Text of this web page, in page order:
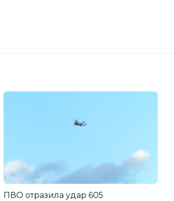
ПВО отразила удар 605